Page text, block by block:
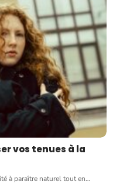
vos tenues à la
à paraître naturel tout en…